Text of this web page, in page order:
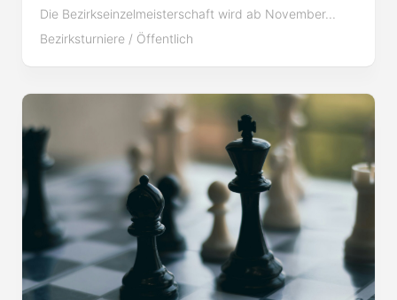
Die Bezirkseinzelmeisterschaft wird ab November...
Bezirksturniere / Öffentlich